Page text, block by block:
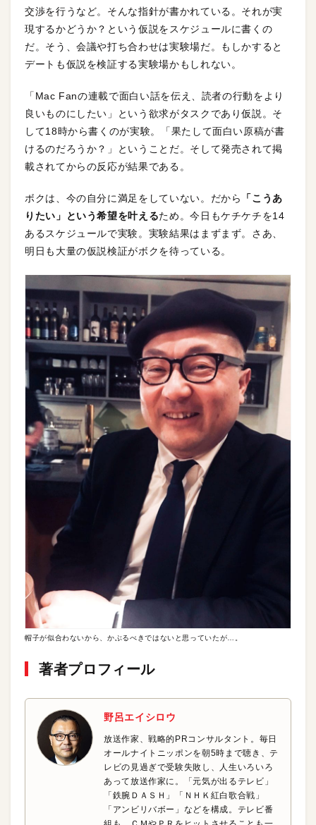
交渉を行うなど。そんな指針が書かれている。それが実
現するかどうか？という仮説をスケジュールに書くの
だ。そう、会議や打ち合わせは実験場だ。もしかすると
デートも仮説を検証する実験場かもしれない。
「Mac Fanの連載で面白い話を伝え、読者の行動をより
良いものにしたい」という欲求がタスクであり仮説。そ
して18時から書くのが実験。「果たして面白い原稿が書
けるのだろうか？」ということだ。そして発売されて掲
載されてからの反応が結果である。
ボクは、今の自分に満足をしていない。だから
「こうあ
りたい」という希望を叶えるため。今日もケチケチを14
あるスケジュールで実験。実験結果はまずまず。さあ、
明日も大量の仮説検証がボクを待っている。
帽子が似合わないから、かぶるべきではないと思っていたが…。
著者プロフィール
野呂エイシロウ
放送作家、戦略的PRコンサルタント。毎日
オールナイトニッポンを朝5時まで聴き、テ
レビの見過ぎで受験失敗し、人生いろいろ
あって放送作家に。「元気が出るテレビ」
「鉄腕ＤＡＳＨ」「ＮＨＫ紅白歌合戦」
「アンビリバボー」などを構成。テレビ番